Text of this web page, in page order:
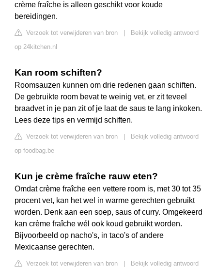
crème fraîche is alleen geschikt voor koude
bereidingen.
Verzoek tot verwijderen van bron
Bekijk volledig antwoord
op 24kitchen.nl
Kan room schiften?
Roomsauzen kunnen om drie redenen gaan schiften.
De gebruikte room bevat te weinig vet, er zit teveel
braadvet in je pan zit of je laat de saus te lang inkoken.
Lees deze tips en vermijd schiften.
Verzoek tot verwijderen van bron
Bekijk volledig antwoord
op foodbag.be
Kun je crème fraîche rauw eten?
Omdat crème fraîche een vettere room is, met 30 tot 35
procent vet, kan het wel in warme gerechten gebruikt
worden. Denk aan een soep, saus of curry. Omgekeerd
kan crème fraîche wél ook koud gebruikt worden.
Bijvoorbeeld op nacho's, in taco's of andere
Mexicaanse gerechten.
Verzoek tot verwijderen van bron
Bekijk volledig antwoord